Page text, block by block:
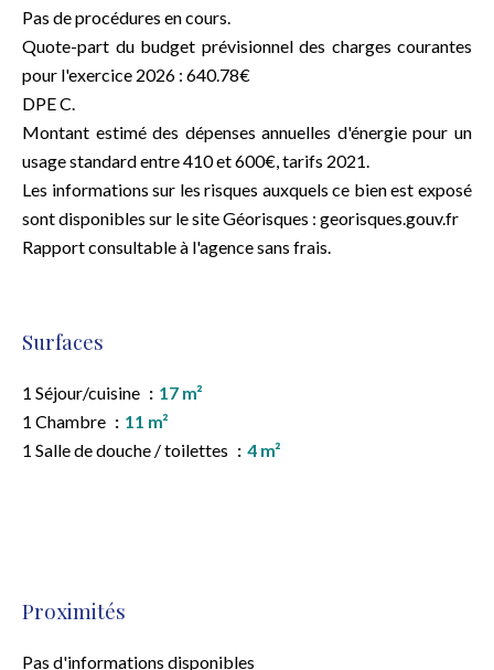
Pas de procédures en cours.
Quote-part du budget prévisionnel des charges courantes
pour l'exercice 2026 : 640.78€
DPE C.
Montant estimé des dépenses annuelles d'énergie pour un
usage standard entre 410 et 600€, tarifs 2021.
Les informations sur les risques auxquels ce bien est exposé
sont disponibles sur le site Géorisques : georisques.gouv.fr
Rapport consultable à l'agence sans frais.
Surfaces
1 Séjour/cuisine
17 m²
1 Chambre
11 m²
1 Salle de douche / toilettes
4 m²
Proximités
Pas d'informations disponibles